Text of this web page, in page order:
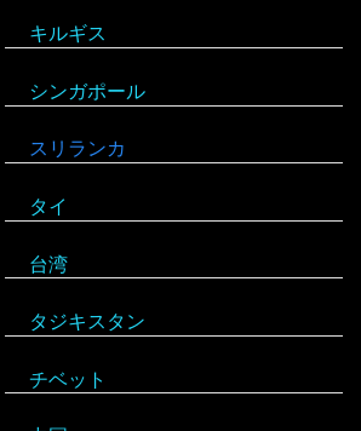
キルギス
シンガポール
スリランカ
タイ
台湾
タジキスタン
チベット
セルビア
チェコ
デンマーク
ドイツ
ノルウェー
バチカン市国
ハンガリー
アルジェリア